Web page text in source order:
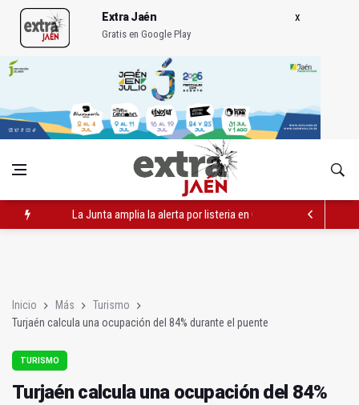
Extra Jaén
Gratis en Google Play
La Junta amplia la alerta por listeria en Granada, Jaén y Sevilla
Inicio Más
Turismo
Turjaén calcula una ocupación del 84% durante el puente
TURISMO
Turjaén calcula una ocupación del 84%